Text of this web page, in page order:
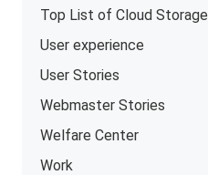
Top List of Cloud Storage
User experience
User Stories
Webmaster Stories
Welfare Center
Work